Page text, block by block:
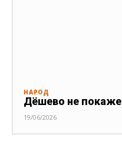
НАРОД
Дёшево не
19/06/2026